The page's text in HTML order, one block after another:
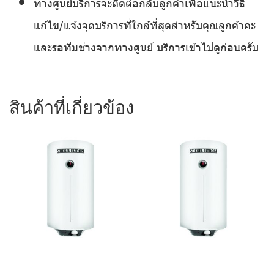
แก้ไข/แจ้งจุดบริการที่ใกล้ที่สุดสำหรับคุณลูกค้าคะ
และรอทีมช่างจากทางศูนย์ บริการเข้าไปดูก่อนครับ
สินค้าที่เกี่ยวข้อง